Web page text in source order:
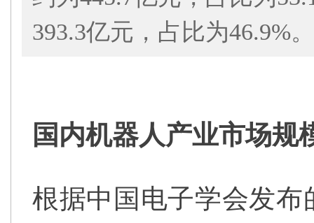
393.3亿元，占比为46.9%。
国内机器人产业市场规
根据中国电子学会发